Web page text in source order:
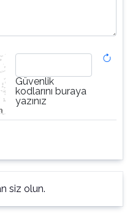
Güvenlik
kodlarını buraya
yazınız
siz olun.